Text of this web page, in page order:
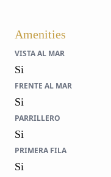
Amenities
VISTA AL MAR
Si
FRENTE AL MAR
Si
PARRILLERO
Si
PRIMERA FILA
Si